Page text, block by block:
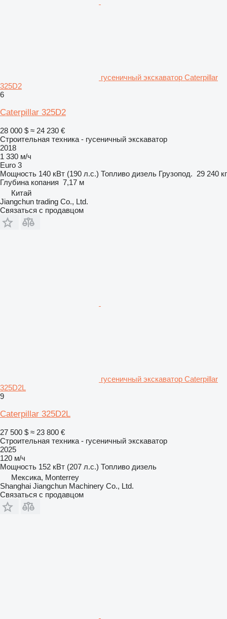
гусеничный экскаватор Caterpillar
325D2
6
Caterpillar 325D2
28 000 $ ≈ 24 230 €
Строительная техника - гусеничный экскаватор
2018
1 330 м/ч
Euro 3
Мощность 140 кВт (190 л.с.) Топливо дизель Грузопод. 29 240 кг
Глубина копания 7,17 м
Китай
Jiangchun trading Co., Ltd.
Связаться с продавцом
гусеничный экскаватор Caterpillar
325D2L
9
Caterpillar 325D2L
27 500 $ ≈ 23 800 €
Строительная техника - гусеничный экскаватор
2025
120 м/ч
Мощность 152 кВт (207 л.с.) Топливо дизель
Мексика, Monterrey
Shanghai Jiangchun Machinery Co., Ltd.
Связаться с продавцом